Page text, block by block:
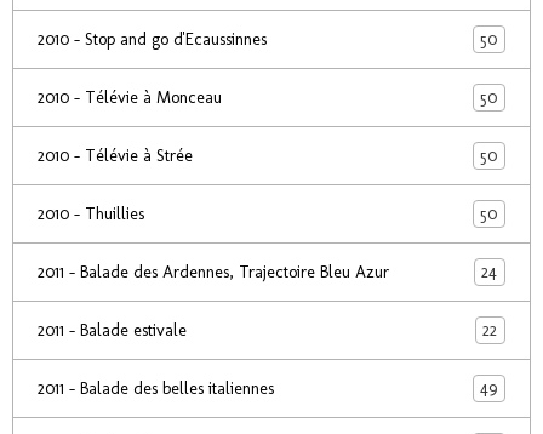
2010 - Stop and go d'Ecaussinnes 50
2010 - Télévie à Monceau 50
2010 - Télévie à Strée 50
2010 - Thuillies 50
2011 - Balade des Ardennes, Trajectoire Bleu Azur 24
2011 - Balade estivale 22
2011 - Balade des belles italiennes 49